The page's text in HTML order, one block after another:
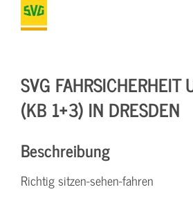
SVG FAHRSICHERHEIT
(KB 1+3) IN DRESDEN
Beschreibung
Richtig sitzen-sehen-fahren